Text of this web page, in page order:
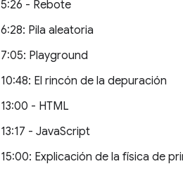
5:26 - Rebote
6:28: Pila aleatoria
7:05: Playground
10:48: El rincón de la depuración
13:00 - HTML
13:17 - JavaScript
15:00: Explicación de la física de